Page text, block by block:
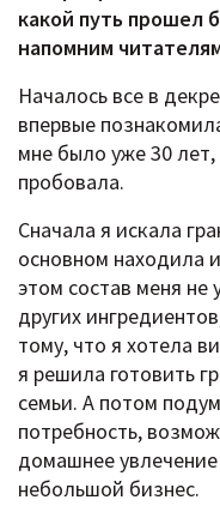
какой путь прошел
напомним
Началось все в
впервые
мне было уже 30
пробовала.
Сначала я искала
основном находила
этом состав меня не
других
тому, что я хотела
я решила готовить
семьи. А потом
потребность,
домашнее
небольшой бизнес.